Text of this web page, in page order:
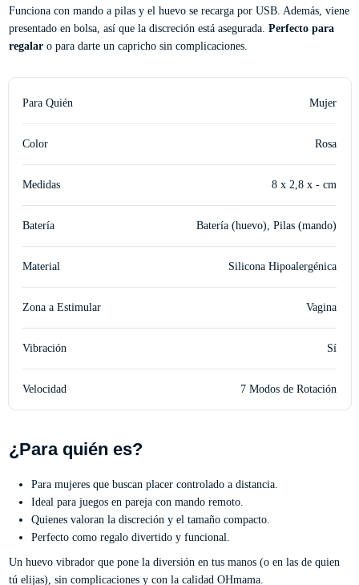
Funciona con mando a pilas y el huevo se recarga por USB. Además, viene
presentado en bolsa, así que la discreción está asegurada. Perfecto para
regalaro para darte un capricho sin complicaciones.
Para Quién Mujer
Color Rosa
Medidas 8 x 2,8 x - cm
Batería Batería (huevo), Pilas (mando)
Material Silicona Hipoalergénica
Zona a Estimular Vagina
Vibración Sí
Velocidad 7 Modos de Rotación
¿Para quién es?
Para mujeres que buscan placer controlado a distancia.
Ideal para juegos en pareja con mando remoto.
Quienes valoran la discreción y el tamaño compacto.
Perfecto como regalo divertido y funcional.
Un huevo vibrador que pone la diversión en tus manos (o en las de quien
tú elijas), sin complicaciones y con la calidad OHmama.